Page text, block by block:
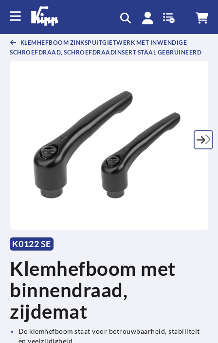
KLEMHEFBOOM ZINKSPUITGIETWERK MET INWENDIGE
SCHROEFDRAAD, SCHROEFDRAADINSERT STAAL GEBRUINEERD
K0122 SE
Klemhefboom met
binnendraad,
zijdemat
De klemhefboom staat voor betrouwbaarheid, stabiliteit
en veelzijdigheid